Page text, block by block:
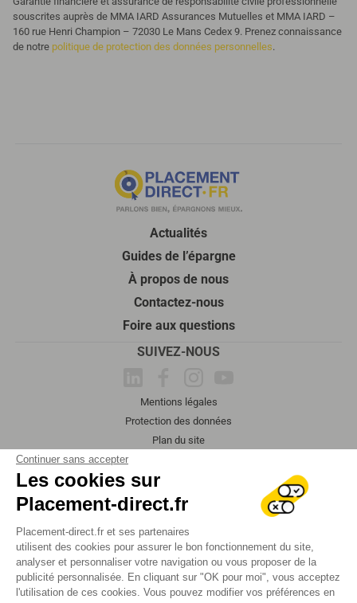
Continuer sans accepter
Les cookies sur
Placement-direct.fr
Placement-direct.fr et ses partenaires
utilisent des cookies pour assurer le bon fonctionnement du site,
analyser et personnaliser votre navigation ou vous proposer de la
publicité personnalisée. En cliquant sur "OK pour moi", vous acceptez
l'utilisation de ces cookies. Vous pouvez modifier vos préférences en
souscrites auprès de MMA IARD Assurances Mutuelles et MMA IARD –
160 rue Henri Champion – 72030 Le Mans Cedex 9. Prenez connaissance
de notre politique de protection des données personnelles.
Actualités
Guides de l’épargne
À propos de nous
Contactez-nous
Foire aux questions
SUIVEZ-NOUS
Mentions légales
Protection des données
Plan du site
2026 Tous droits réservés